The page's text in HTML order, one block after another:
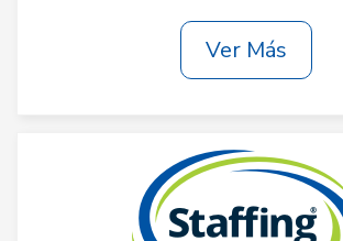
Ver Más